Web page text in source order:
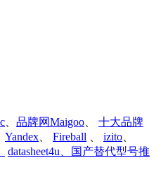
品牌网Maigoo
十大品牌
Yandex Fireball izito
datasheet4u、国产替代型号推